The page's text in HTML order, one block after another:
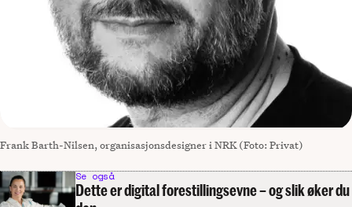
Frank Barth-Nilsen, organisasjonsdesigner i NRK (Foto: Privat)
Se også
Dette er digital forestillingsevne – og slik øker du